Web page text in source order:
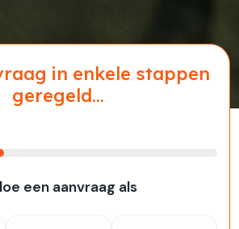
in enkele stappen
geregeld...
een aanvraag als